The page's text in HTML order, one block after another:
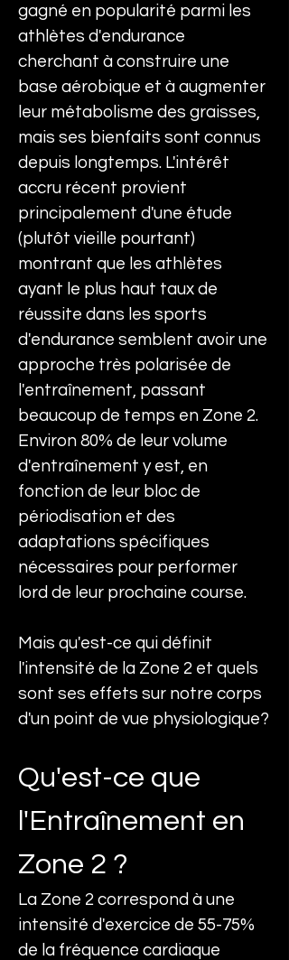
gagné en popularité parmi les
athlètes d'endurance
cherchant à construire une
base aérobique et à augmenter
leur métabolisme des graisses,
mais ses bienfaits sont connus
depuis longtemps. L'intérêt
accru récent provient
principalement d'une étude
(plutôt vieille pourtant)
montrant que les athlètes
ayant le plus haut taux de
réussite dans les sports
d'endurance semblent avoir une
approche très polarisée de
l'entraînement, passant
beaucoup de temps en Zone 2.
Environ 80% de leur volume
d'entraînement y est, en
fonction de leur bloc de
périodisation et des
adaptations spécifiques
nécessaires pour performer
lord de leur prochaine course.
Mais qu'est-ce qui définit
l'intensité de la Zone 2 et quels
sont ses effets sur notre corps
d'un point de vue physiologique?
Qu'est-ce que
l'Entraînement en
Zone 2 ?
La Zone 2 correspond à une
intensité d'exercice de 55-75%
de la fréquence cardiaque